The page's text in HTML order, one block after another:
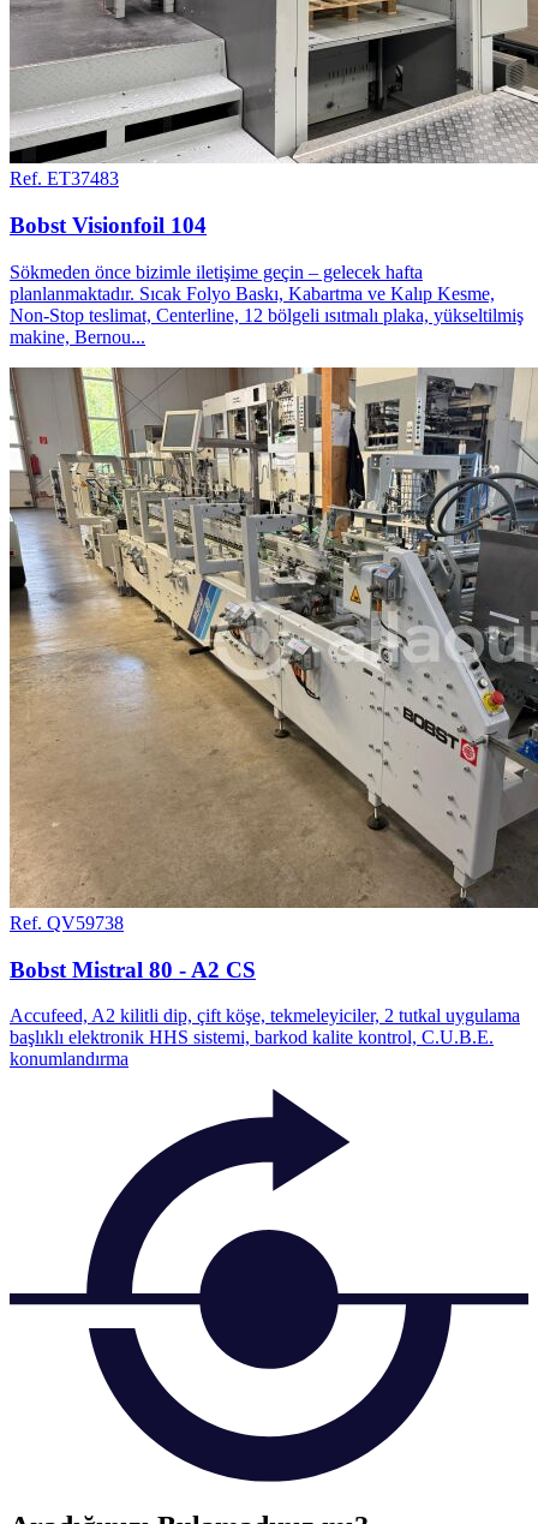
Ref. ET37483
Bobst Visionfoil 104
Sökmeden önce bizimle iletişime geçin – gelecek hafta
planlanmaktadır. Sıcak Folyo Baskı, Kabartma ve Kalıp Kesme,
Non-Stop teslimat, Centerline, 12 bölgeli ısıtmalı plaka, yükseltilmiş
makine, Bernou...
Ref. QV59738
Bobst Mistral 80 - A2 CS
Accufeed, A2 kilitli dip, çift köşe, tekmeleyiciler, 2 tutkal uygulama
başlıklı elektronik HHS sistemi, barkod kalite kontrol, C.U.B.E.
konumlandırma